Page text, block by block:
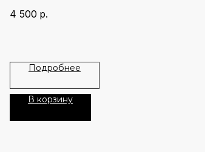
4 500 р.
Подробнее
В корзину